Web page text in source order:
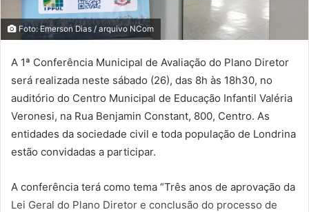
Foto: Emerson Dias / arquivo NCom
A 1ª Conferência Municipal de Avaliação do Plano Diretor
será realizada neste sábado (26), das 8h às 18h30, no
auditório do Centro Municipal de Educação Infantil Valéria
Veronesi, na Rua Benjamin Constant, 800, Centro. As
entidades da sociedade civil e toda população de Londrina
estão convidadas a participar.
A conferência terá como tema “Três anos de aprovação da
Lei Geral do Plano Diretor e conclusão do processo de